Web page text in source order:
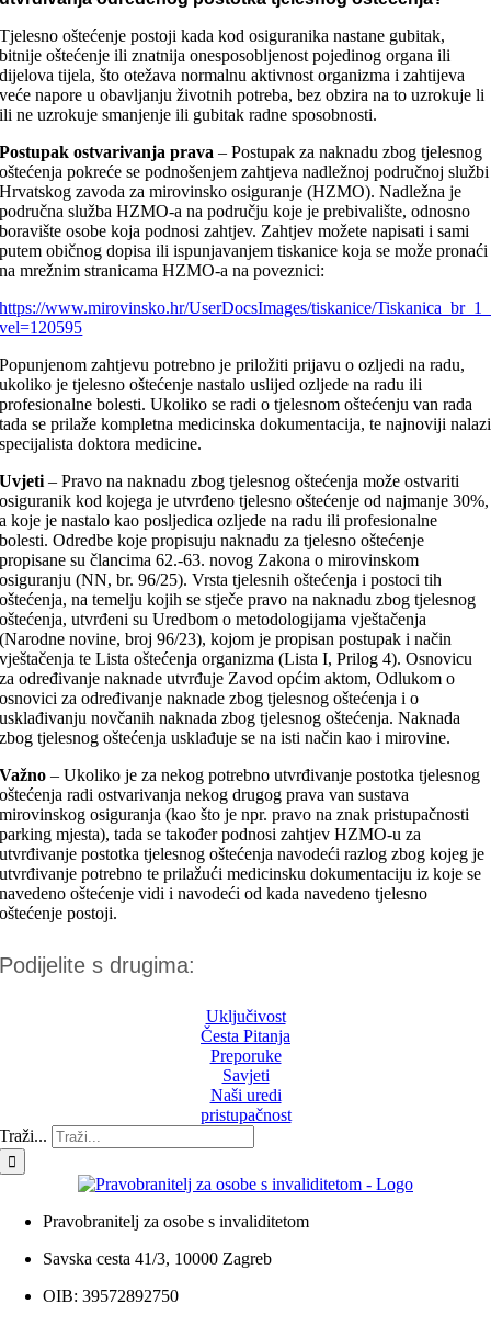
Tjelesno oštećenje postoji kada kod osiguranika nastane gubitak,
bitnije oštećenje ili znatnija onesposobljenost pojedinog organa ili
dijelova tijela, što otežava normalnu aktivnost organizma i zahtijeva
veće napore u obavljanju životnih potreba, bez obzira na to uzrokuje li
ili ne uzrokuje smanjenje ili gubitak radne sposobnosti.
Postupak ostvarivanja prava– Postupak za naknadu zbog tjelesnog
oštećenja pokreće se podnošenjem zahtjeva nadležnoj područnoj službi
Hrvatskog zavoda za mirovinsko osiguranje (HZMO). Nadležna je
područna služba HZMO-a na području koje je prebivalište, odnosno
boravište osobe koja podnosi zahtjev. Zahtjev možete napisati i sami
putem običnog dopisa ili ispunjavanjem tiskanice koja se može pronaći
na mrežnim stranicama HZMO-a na poveznici:
https://www.mirovinsko.hr/UserDocsImages/tiskanice/
vel=120595
Popunjenom zahtjevu potrebno je priložiti prijavu o ozljedi na radu,
ukoliko je tjelesno oštećenje nastalo uslijed ozljede na radu ili
profesionalne bolesti. Ukoliko se radi o tjelesnom oštećenju van rada
tada se prilaže kompletna medicinska dokumentacija, te najnoviji nalazi
specijalista doktora medicine.
Uvjeti– Pravo na naknadu zbog tjelesnog oštećenja može ostvariti
osiguranik kod kojega je utvrđeno tjelesno oštećenje od najmanje 30%,
a koje je nastalo kao posljedica ozljede na radu ili profesionalne
bolesti. Odredbe koje propisuju naknadu za tjelesno oštećenje
propisane su člancima 62.-63. novog Zakona o mirovinskom
osiguranju (NN, br. 96/25). Vrsta tjelesnih oštećenja i postoci tih
oštećenja, na temelju kojih se stječe pravo na naknadu zbog tjelesnog
oštećenja, utvrđeni su Uredbom o metodologijama vještačenja
(Narodne novine, broj 96/23), kojom je propisan postupak i način
vještačenja te Lista oštećenja organizma (Lista I, Prilog 4). Osnovicu
za određivanje naknade utvrđuje Zavod općim aktom, Odlukom o
osnovici za određivanje naknade zbog tjelesnog oštećenja i o
usklađivanju novčanih naknada zbog tjelesnog oštećenja. Naknada
zbog tjelesnog oštećenja usklađuje se na isti način kao i mirovine.
Važno – Ukoliko je za nekog potrebno utvrđivanje postotka tjelesnog
oštećenja radi ostvarivanja nekog drugog prava van sustava
mirovinskog osiguranja (kao što je npr. pravo na znak pristupačnosti
parking mjesta), tada se također podnosi zahtjev HZMO-u za
utvrđivanje postotka tjelesnog oštećenja navodeći razlog zbog kojeg je
utvrđivanje potrebno te prilažući medicinsku dokumentaciju iz koje se
navedeno oštećenje vidi i navodeći od kada navedeno tjelesno
oštećenje postoji.
Podijelite s drugima:
Uključivost
Česta Pitanja
Preporuke
Savjeti
Naši uredi
pristupačnost
Traži...
Pravobranitelj za osobe s invaliditetom
Savska cesta 41/3, 10000 Zagreb
OIB: 39572892750